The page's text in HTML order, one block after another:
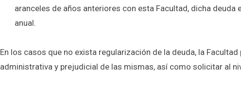
aranceles de años anteriores con esta Facultad, dicha
anual.
En los casos que no exista regularización de la deuda, la
administrativa y prejudicial de las mismas, así como solicitar al